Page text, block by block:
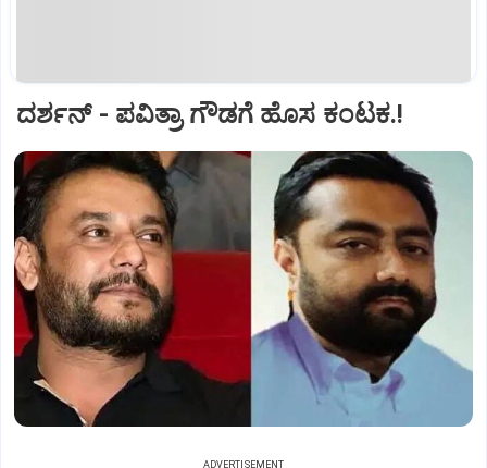
ದರ್ಶನ್‌ - ಪವಿತ್ರಾ ಗೌಡಗೆ ಹೊಸ ಕಂಟಕ.!
ADVERTISEMENT